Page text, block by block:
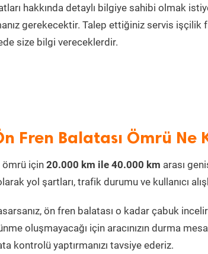
hakkında detaylı bilgiye sahibi olmak
gerekecektir. Talep ettiğiniz servis işçilik
size bilgi vereceklerdir.
Fren Balatası Ömrü Ne
ömrü için 20.000 km ile 40.000 km arası
yol şartları, trafik durumu ve kullanıcı
ön fren balatası o kadar çabuk
oluşmayacağı için aracınızın durma
kontrolü yaptırmanızı tavsiye ederiz.